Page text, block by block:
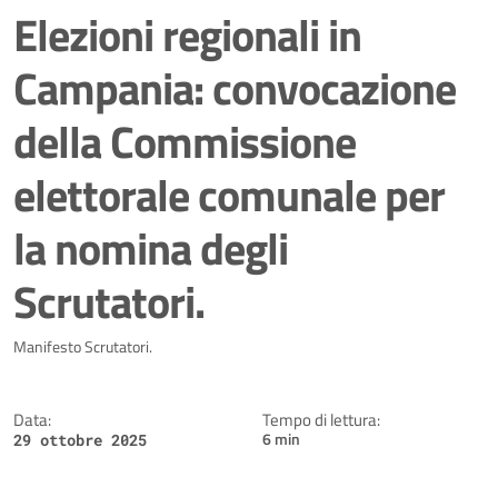
Elezioni regionali in
Campania: convocazione
della Commissione
elettorale comunale per
la nomina degli
Scrutatori.
Dettagli della notizia
Manifesto Scrutatori.
Data:
29 ottobre 2025
Tempo di lettura:
6 min